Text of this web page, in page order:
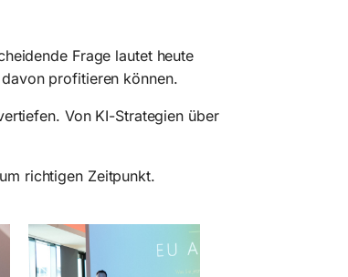
Frage lautet heute
profitieren können.
Von KI-Strategien über
richtigen Zeitpunkt.